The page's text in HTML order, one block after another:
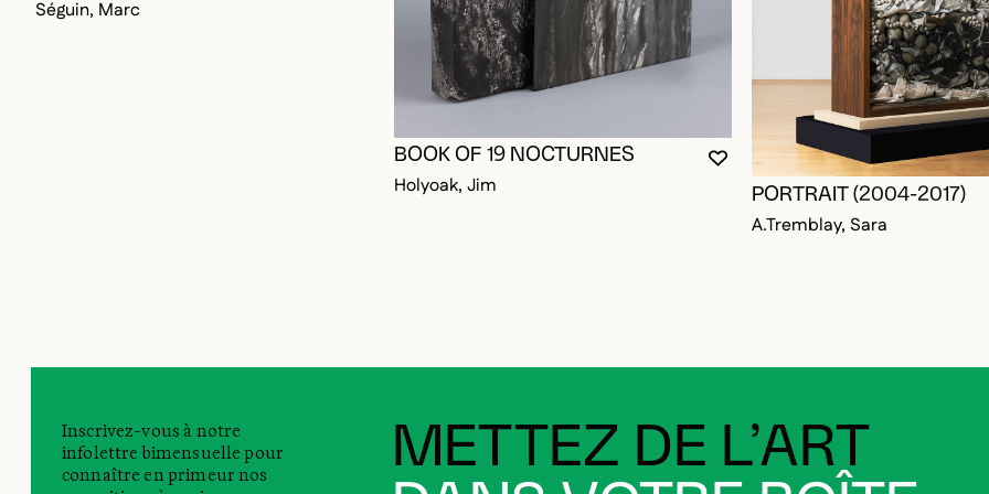
Séguin, Marc
VOUS DEVEZ ÊTRE CONNECTÉ
FERMER LA MODALE
OUVRIR LA MODALE
BOOK OF 19 NOCTURNES
Holyoak, Jim PORTRAIT (2004-2017)
A.Tremblay, Sara
METTEZ DE L’ART
Inscrivez-vous à notre
infolettre bimensuelle pour
connaître en primeur nos